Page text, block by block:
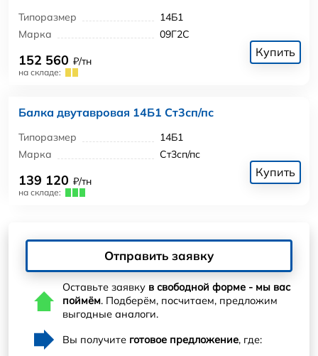
Типоразмер
14Б1
Марка
09Г2С
152 560 ₽/тн
на складе:
Купить
Балка двутавровая 14Б1 Ст3сп/пс
Типоразмер
14Б1
Марка
Ст3сп/пс
139 120 ₽/тн
на складе:
Купить
Отправить заявку
Оставьте заявку в свободной форме - мы вас
поймём. Подберём, посчитаем, предложим
выгодные аналоги.
Вы получите готовое предложение, где: